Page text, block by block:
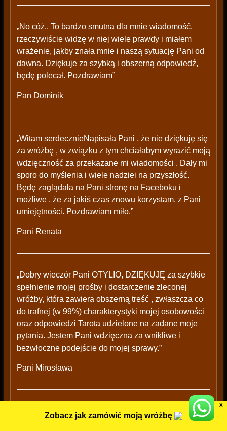
„No cóż.. To bardzo smutna dla mnie wiadomość,
rzeczywiście widzę w niej wiele prawdy i miałem
wrażenie, jakby znała mnie i naszą sytuację Pani od
dawna. Dziękuje za szybką i obszerną odpowiedź,
będę polecał. Pozdrawiam”
Pan Dominik
„Witam serdecznieNapisała Pani , że nie dziękuję się
za wróżbę , w związku z tym chciałabym wyrazić moją
wdzięczność za przekazane mi wiadomości . Dały mi
sporo do myślenia i wiele nadziei na przyszłość.
Będę zaglądała na Pani stronę na Faceboku i
możliwe , że za jakiś czas znowu korzystam. z Pani
umiejętności. Pozdrawiam miło.”
Pani Renata
„Dobry wieczór Pani OTYLIO, DZIĘKUJĘ za szybkie
spełnienie mojej prośby i dostarczenie zleconej
wróżby, która zawiera obszerną treść , zwłaszcza co
do trafnej (w 99%) charakterystyki mojej osobowości
oraz odpowiedzi Tarota udzielone na zadane moje
pytania. Jestem Pani wdzięczna za wnikliwe i
bezwłoczne podejście do mojej sprawy.”
Pani Mirosława
„Dzień dobry, Pani wróżba otworzył mi oczy i już na
pewno nie będę się łudzić że kiedykolwiek będziemy
X
Zobacz jak zamówić moją wróżbę